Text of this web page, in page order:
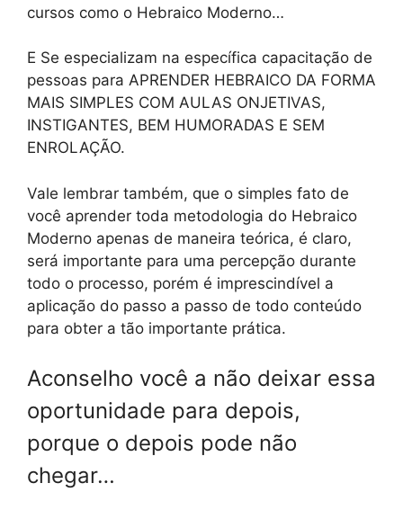
cursos como o Hebraico Moderno…
E Se especializam na específica capacitação de
pessoas para APRENDER HEBRAICO DA FORMA
MAIS SIMPLES COM AULAS ONJETIVAS,
INSTIGANTES, BEM HUMORADAS E SEM
ENROLAÇÃO.
Vale lembrar também, que o simples fato de
você aprender toda metodologia do Hebraico
Moderno apenas de maneira teórica, é claro,
será importante para uma percepção durante
todo o processo, porém é imprescindível a
aplicação do passo a passo de todo conteúdo
para obter a tão importante prática.
Aconselho você a não deixar essa
oportunidade para depois,
porque o depois pode não
chegar…